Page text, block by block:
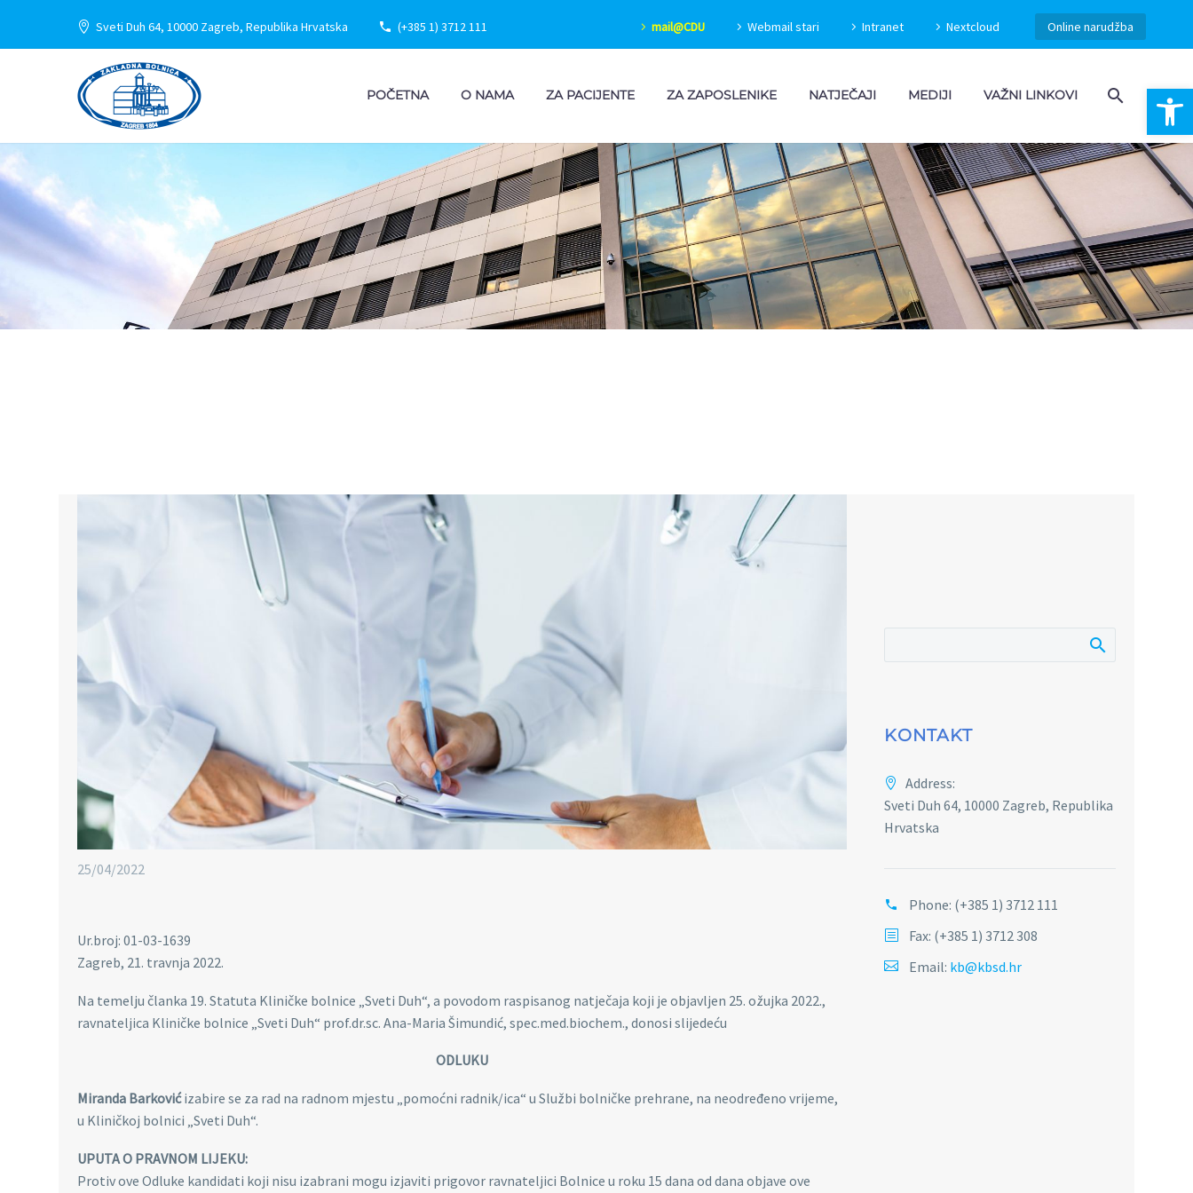
Sveti Duh 64, 10000 Zagreb, Republika Hrvatska (+385 1) 3712 111 mail@CDU Webmail stari Intranet Nextcloud Online narudžba
POČETNA O NAMA ZA PACIJENTE ZA ZAPOSLENIKE NATJEČAJI MEDIJI VAŽNI LINKOVI
25/04/2022
Ur.broj: 01-03-1639
Zagreb, 21. travnja 2022.
Na temelju članka 19. Statuta Kliničke bolnice „Sveti Duh“, a povodom raspisanog natječaja koji je objavljen 25. ožujka 2022.,
ravnateljica Kliničke bolnice „Sveti Duh“ prof.dr.sc. Ana-Maria Šimundić, spec.med.biochem., donosi slijedeću
ODLUKU
Miranda Barkovićizabire se za rad na radnom mjestu „pomoćni radnik/ica“ u Službi bolničke prehrane, na neodređeno vrijeme,
u Kliničkoj bolnici „Sveti Duh“.
UPUTA O PRAVNOM LIJEKU:
Protiv ove Odluke kandidati koji nisu izabrani mogu izjaviti prigovor ravnateljici Bolnice u roku 15 dana od dana objave ove
KONTAKT
Address:
Sveti Duh 64, 10000 Zagreb, Republika
Hrvatska
Phone: (+385 1) 3712 111
Fax: (+385 1) 3712 308
Email: kb@kbsd.hr